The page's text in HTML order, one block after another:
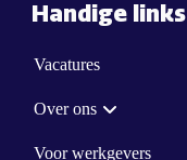
Handige links
Vacatures
Over ons
Voor werkgevers